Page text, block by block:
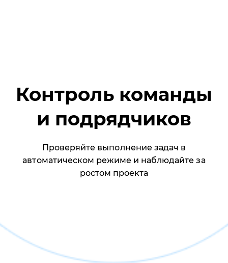
Контроль команды
и подрядчиков
Проверяйте выполнение задач в
автоматическом режиме и наблюдайте за
ростом проекта